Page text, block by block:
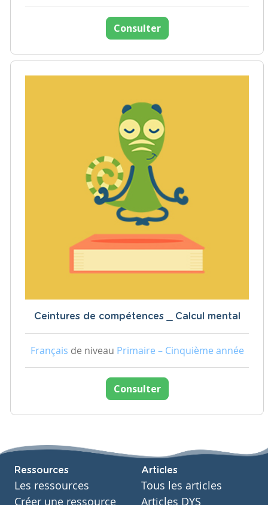
Consulter
Ceintures de compétences _ Calcul mental
Français de niveau Primaire – Cinquième année
Consulter
Ressources
Les ressources
Créer une ressource
Articles
Tous les articles
Articles DYS